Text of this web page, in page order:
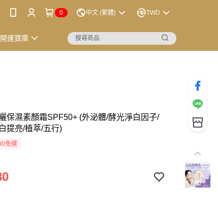
0 中文 (繁體) TWD
開運寶庫
保濕素顏霜SPF50+ (外泌體/酵光淨白因子/
提亮/植萃/五行)
免運